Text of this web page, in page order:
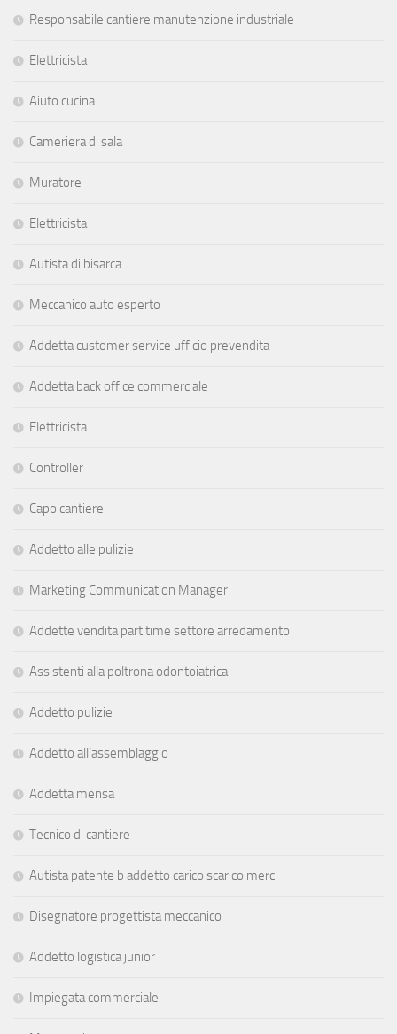
Responsabile cantiere manutenzione industriale
Elettricista
Aiuto cucina
Cameriera di sala
Muratore
Elettricista
Autista di bisarca
Meccanico auto esperto
Addetta customer service ufficio prevendita
Addetta back office commerciale
Elettricista
Controller
Capo cantiere
Addetto alle pulizie
Marketing Communication Manager
Addette vendita part time settore arredamento
Assistenti alla poltrona odontoiatrica
Addetto pulizie
Addetto all’assemblaggio
Addetta mensa
Tecnico di cantiere
Autista patente b addetto carico scarico merci
Disegnatore progettista meccanico
Addetto logistica junior
Impiegata commerciale